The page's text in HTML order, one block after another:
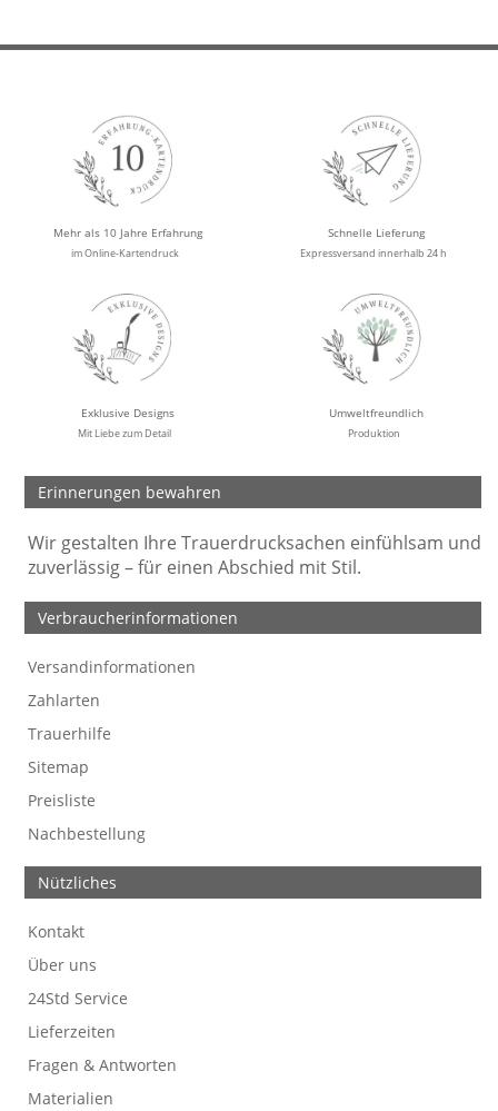
Mehr als 10 Jahre Erfahrung
im Online-Kartendruck
Schnelle Lieferung
Expressversand innerhalb 24 h
Exklusive Designs
Mit Liebe zum Detail
Umweltfreundlich
Produktion
Erinnerungen bewahren
Wir gestalten Ihre Trauerdrucksachen einfühlsam und
zuverlässig – für einen Abschied mit Stil.
Verbraucherinformationen
Versandinformationen
Zahlarten
Trauerhilfe
Sitemap
Preisliste
Nachbestellung
Werbefreie Trauerkarten
Tipps
So bestellen Sie
Preise und Muster
Texte für Trauerkarten
Texte für Kondolenzkarten
Nützliches
Kontakt
Über uns
24Std Service
Lieferzeiten
Fragen & Antworten
Materialien